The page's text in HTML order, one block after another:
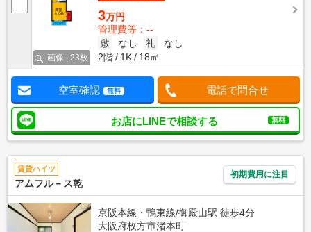
画像 : 23枚
3万円
管理費等：--
敷
なし 礼
なし
2階
1K 18㎡
空室確認 無料 電話で問合せ
お店にLINEで相談する 無料
賃貸ハイツ
アムフル－ス乾
初期費用に注目
京阪本線・鴨東線/御殿山駅 徒歩4分
大阪府枚方市渚本町